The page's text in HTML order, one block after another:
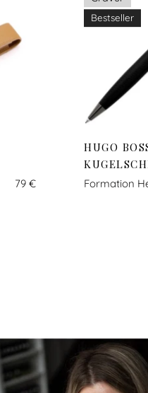
79 €
Bestseller
HUGO